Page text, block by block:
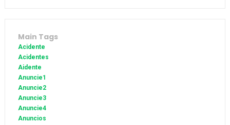
Main Tags
Acidente
Acidentes
Aidente
Anuncie1
Anuncie2
Anuncie3
Anuncie4
Anuncios